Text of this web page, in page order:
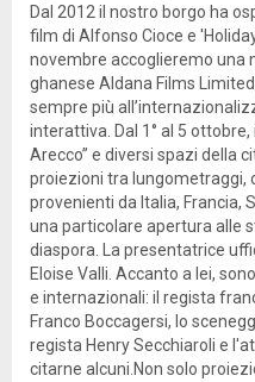
Dal 2012 il nostro borgo ha
film di Alfonso Cioce e
novembre accoglieremo una
ghanese Aldana Films
sempre più
interattiva. Dal 1° al 5
Arecco” e diversi spazi della
proiezioni tra lungometraggi,
provenienti da Italia, Francia,
una particolare apertura alle
diaspora. La presentatrice
Eloise Valli. Accanto a lei,
e internazionali: il regista
Franco Boccagersi, lo
regista Henry Secchiaroli e
citarne alcuni.Non solo